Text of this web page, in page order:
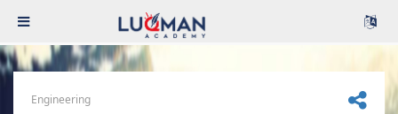
Engineering